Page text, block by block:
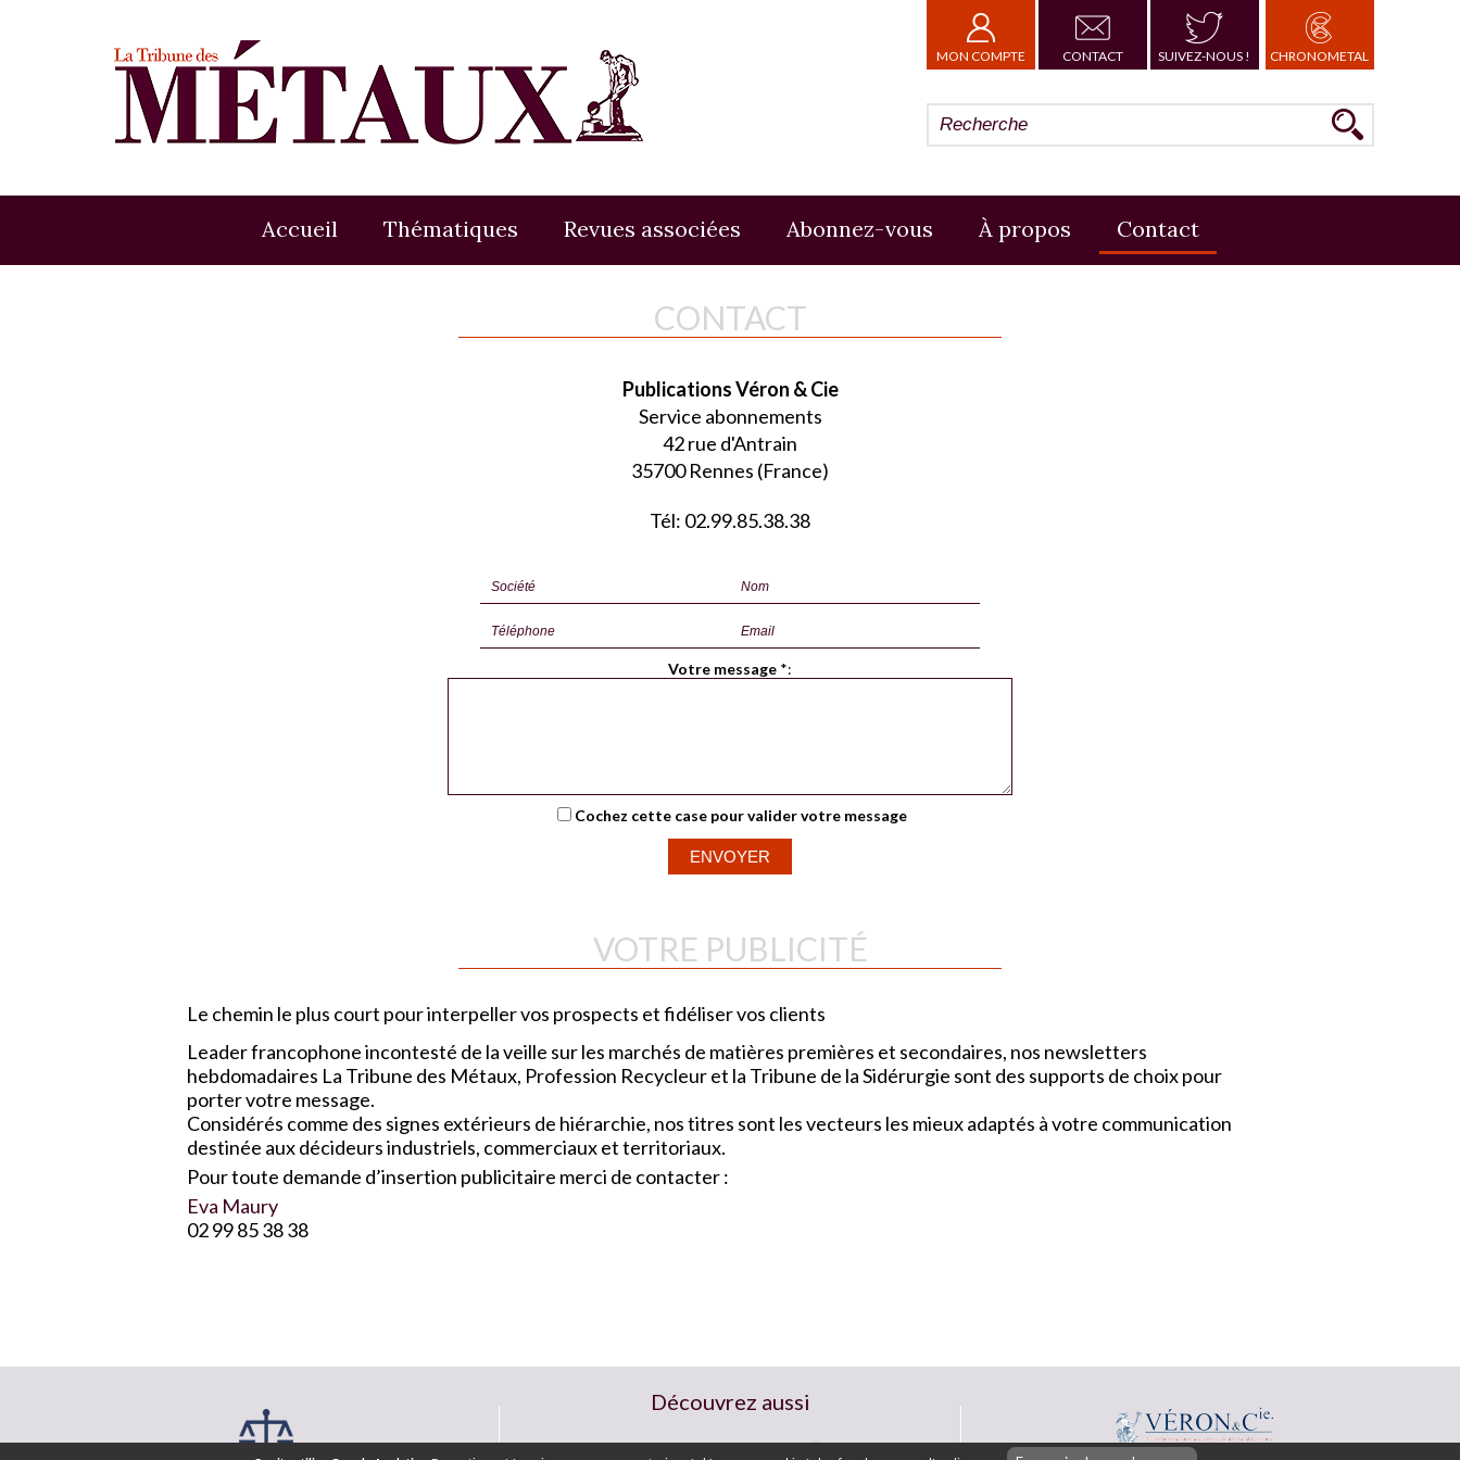
MON COMPTE CONTACT SUIVEZ-NOUS ! CHRONOMETAL
Accueil Thématiques Revues associées Abonnez-vous À propos Contact
CONTACT
Publications Véron & Cie
Service abonnements
42 rue d'Antrain
35700 Rennes (France)
Tél: 02.99.85.38.38
Votre message *:
Cochez cette case pour valider votre message
VOTRE PUBLICITÉ
Le chemin le plus court pour interpeller vos prospects et fidéliser vos clients
Leader francophone incontesté de la veille sur les marchés de matières premières et secondaires, nos newsletters
hebdomadaires La Tribune des Métaux, Profession Recycleur et la Tribune de la Sidérurgie sont des supports de choix pour
porter votre message.
Considérés comme des signes extérieurs de hiérarchie, nos titres sont les vecteurs les mieux adaptés à votre communication
destinée aux décideurs industriels, commerciaux et territoriaux.
Pour toute demande d’insertion publicitaire merci de contacter :
Eva Maury
02 99 85 38 38
Découvrez aussi